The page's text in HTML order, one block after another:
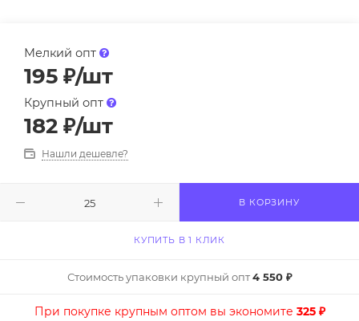
Мелкий опт
195 ₽/шт
Крупный опт
182 ₽/шт
Нашли дешевле?
В КОРЗИНУ
КУПИТЬ В 1 КЛИК
Стоимость упаковки крупный опт4 550 ₽
При покупке крупным оптом вы экономите 325 ₽